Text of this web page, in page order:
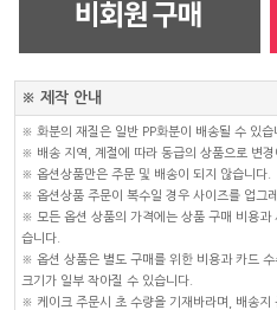
※ 제작 안내
※ 화분의 재질은 일반 PP화분이 배송될 수 있습
※ 배송 지역, 계절에 따라 동급의 상품으로 변경
※ 옵션상품만은 주문 및 배송이 되지 않습니다.
※ 옵션상품 주문이 복수일 경우 사이즈를 업그
※ 모든 옵션 상품의 가격에는 상품 구매 비용과
습니다.
※ 옵션 상품은 별도 구매를 위한 비용과 카드
크기가 일부 작아질 수 있습니다.
※ 케이크 주문시 초 수량을 기재바라며, 배송지